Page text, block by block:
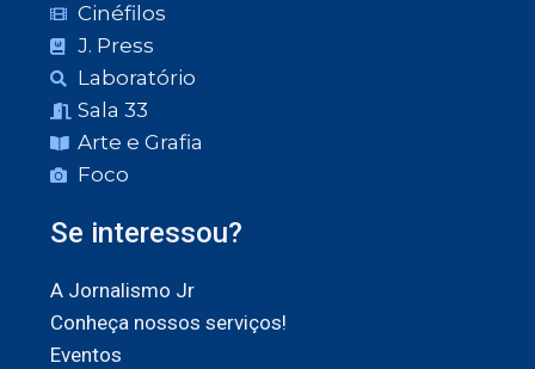
Cinéfilos
J. Press
Laboratório
Sala 33
Arte e Grafia
Foco
Se interessou?
A Jornalismo Jr
Conheça nossos serviços!
Eventos